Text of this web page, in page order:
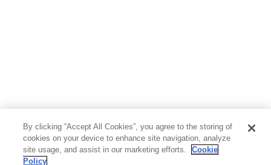
芸術・アート 映画・音楽・演劇
写真集 教養
医学・福祉
By clicking “Accept All Cookies”, you agree to the storing of
cookies on your device to enhance site navigation, analyze
site usage, and assist in our marketing efforts.
Cookie
Policy